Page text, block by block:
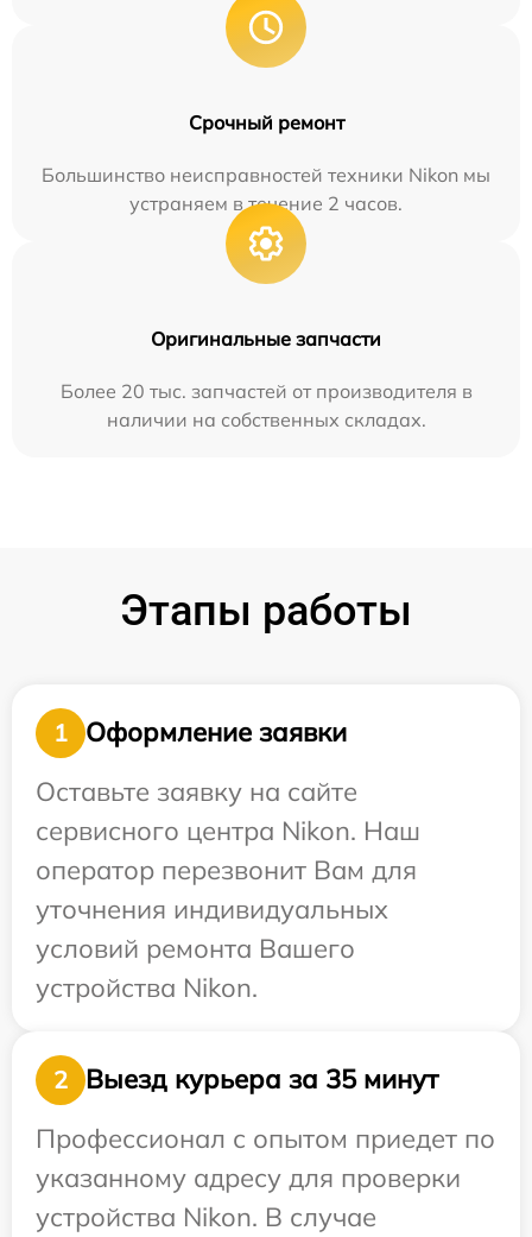
Срочный ремонт
Большинство неисправностей техники Nikon мы
устраняем в течение 2 часов.
Оригинальные запчасти
Более 20 тыс. запчастей от производителя в
наличии на собственных складах.
Этапы работы
1
Оформление заявки
Оставьте заявку на сайте
сервисного центра Nikon. Наш
оператор перезвонит Вам для
уточнения индивидуальных
условий ремонта Вашего
устройства Nikon.
2
Выезд курьера за 35 минут
Профессионал с опытом приедет по
указанному адресу для проверки
устройства Nikon. В случае